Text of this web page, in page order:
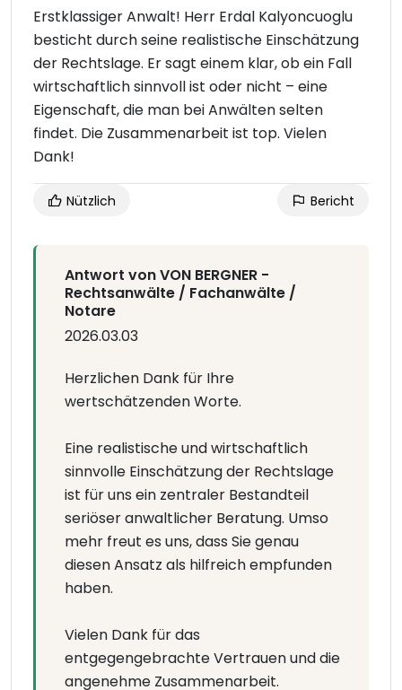
Erstklassiger Anwalt! Herr Erdal Kalyoncuoglu
besticht durch seine realistische Einschätzung
der Rechtslage. Er sagt einem klar, ob ein Fall
wirtschaftlich sinnvoll ist oder nicht – eine
Eigenschaft, die man bei Anwälten selten
findet. Die Zusammenarbeit ist top. Vielen
Dank!
Nützlich Bericht
Antwort von VON BERGNER -
Rechtsanwälte / Fachanwälte /
Notare
2026.03.03
Herzlichen Dank für Ihre
wertschätzenden Worte.
Eine realistische und wirtschaftlich
sinnvolle Einschätzung der Rechtslage
ist für uns ein zentraler Bestandteil
seriöser anwaltlicher Beratung. Umso
mehr freut es uns, dass Sie genau
diesen Ansatz als hilfreich empfunden
haben.
Vielen Dank für das
entgegengebrachte Vertrauen und die
angenehme Zusammenarbeit.